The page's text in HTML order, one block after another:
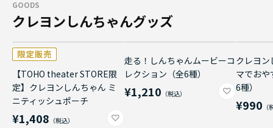
GOODS
クレヨンしんちゃんグッズ
【TOHO theater STORE限
定】クレヨンしんちゃん ミ
ニティッシュポーチ
¥1,408
走る！しんちゃんムービーコ
レクション（全6種）
¥1,210
クレヨ
マでお
6種）
¥990